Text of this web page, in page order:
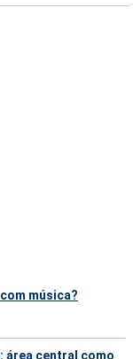
música?
área central como